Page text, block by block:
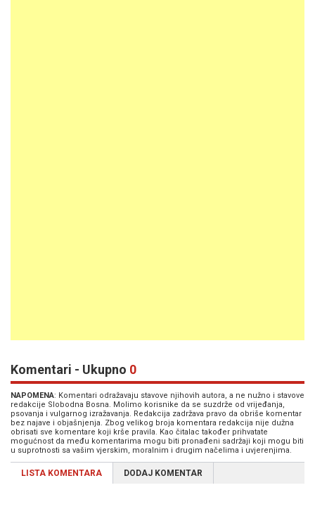
Komentari - Ukupno 0
NAPOMENA: Komentari odražavaju stavove njihovih autora, a ne nužno i stavove
redakcije Slobodna Bosna. Molimo korisnike da se suzdrže od vrijeđanja,
psovanja i vulgarnog izražavanja. Redakcija zadržava pravo da obriše komentar
bez najave i objašnjenja. Zbog velikog broja komentara redakcija nije dužna
obrisati sve komentare koji krše pravila. Kao čitalac također prihvatate
mogućnost da među komentarima mogu biti pronađeni sadržaji koji mogu biti
u suprotnosti sa vašim vjerskim, moralnim i drugim načelima i uvjerenjima.
LISTA KOMENTARA DODAJ KOMENTAR